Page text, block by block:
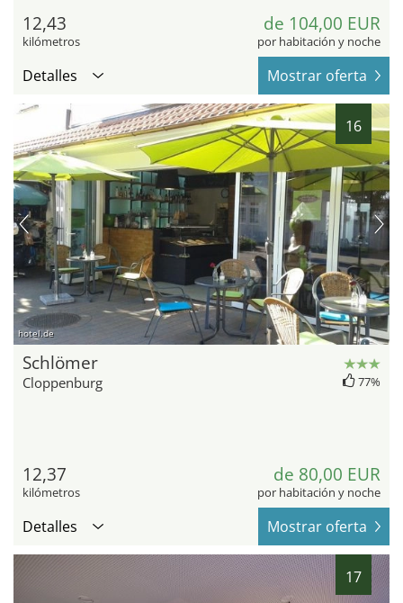
12,43
kilómetros
de 104,00 EUR
por habitación y noche
Detalles Mostrar oferta
16
hotel.de
Schlömer
Cloppenburg 77%
12,37
kilómetros
de 80,00 EUR
por habitación y noche
Detalles Mostrar oferta
17